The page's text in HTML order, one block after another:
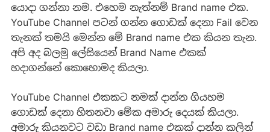
යොදා ගන්නා නම. එහෙම නැත්නම් Brand name එක.
YouTube Channel පටන් ගන්න ගොඩක් දෙනා Fail වෙන
තැනක් තමයි මෙන්න මේ Brand name එක කියන තැන.
අපි අද බලමු ලේසියෙන් Brand Name එකක්
හදාගන්නේ කොහොමද කියලා.
YouTube Channel එකකට නමක් දාන්න ගියහම
ගොඩක් දෙනා හිතනවා මේක අමාරු දෙයක් කියලා.
අමාරු කියනවට වඩා Brand name එකක් දාන්න කලින්